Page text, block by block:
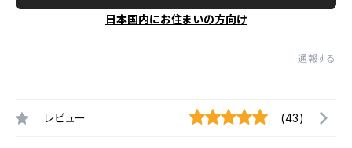
日本国内にお住まいの方向け
通報する
レビュー (43)